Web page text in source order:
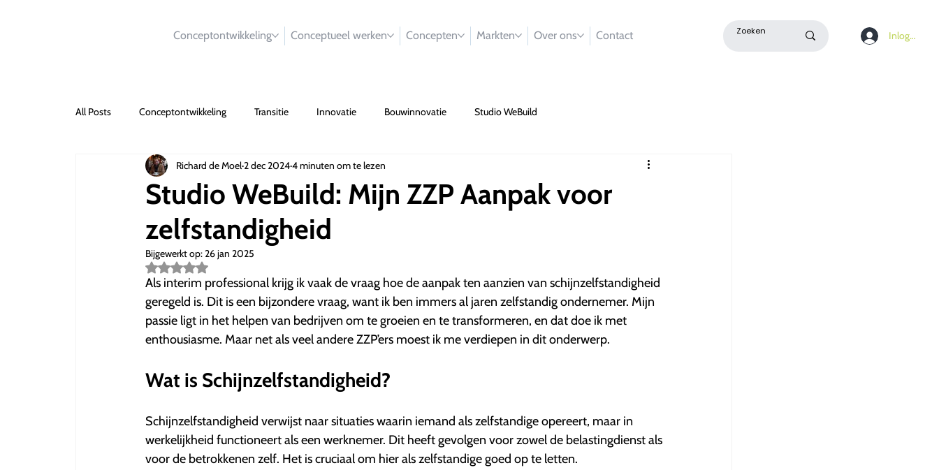
Conceptontwikkeling Conceptueel werken Concepten Markten Over ons Contact Inloggen
All Posts Conceptontwikkeling Transitie Innovatie Bouwinnovatie Studio WeBuild
Studio WeBuild: Mijn ZZP Aanpak voor
zelfstandigheid
Richard de Moel2 dec 20244 minuten om te lezen
Bijgewerkt op:26 jan 2025
Beoordeeld
met
NaN
uit
5
sterren.
Als interim professional krijg ik vaak de vraag hoe de aanpak ten aanzien van schijnzelfstandigheid
geregeld is. Dit is een bijzondere vraag, want ik ben immers al jaren zelfstandig ondernemer. Mijn
passie ligt in het helpen van bedrijven om te groeien en te transformeren, en dat doe ik met
enthousiasme. Maar net als veel andere ZZP’ers moest ik me verdiepen in dit onderwerp.
Wat is Schijnzelfstandigheid?
Schijnzelfstandigheid verwijst naar situaties waarin iemand als zelfstandige opereert, maar in
werkelijkheid functioneert als een werknemer. Dit heeft gevolgen voor zowel de belastingdienst als
voor de betrokkenen zelf. Het is cruciaal om hier als zelfstandige goed op te letten.